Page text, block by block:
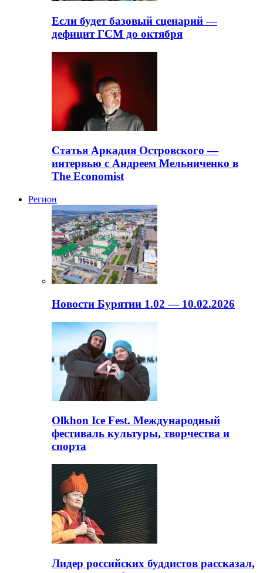
Если будет базовый сценарий —
дефицит ГСМ до октября
Статья Аркадия Островского —
интервью с Андреем Мельниченко в
The Economist
Регион
Новости Бурятии 1.02 — 10.02.2026
Olkhon Ice Fest. Международный
фестиваль культуры, творчества и
спорта
Лидер российских буддистов рассказал,